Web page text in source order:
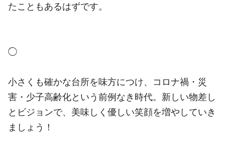
たこともあるはずです。
◯
小さくも確かな台所を味方につけ、コロナ禍・災
害・少子高齢化という前例なき時代。新しい物差し
とビジョンで、美味しく優しい笑顔を増やしていき
ましょう！